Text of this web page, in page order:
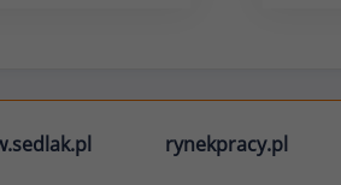
rynekpracy.pl